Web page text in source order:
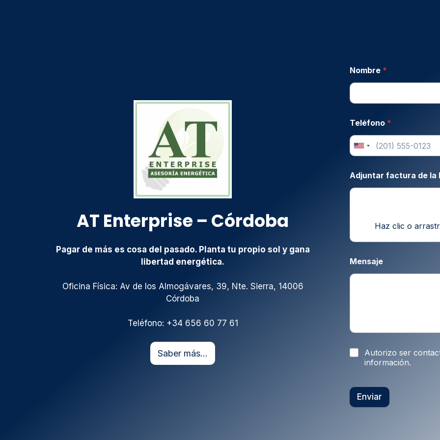
AT Enterprise – Córdoba
Pagar de más es cosa del pasado. Planta tu propio sol y gana
libertad energética.
Oficina Física: Av de los Almogávares, 39, Nte. Sierra, 14006
Córdoba
Teléfono: +34 656 60 77 61
Saber más…
Nombre *
Teléfono *
Adjuntar factura de la
Haz clic o
Mensaje
Autorizo ser
información.
Enviar